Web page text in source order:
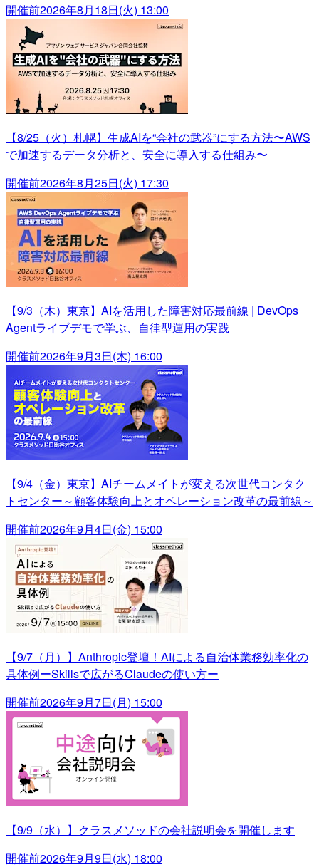
開催前2026年8月18日(火) 13:00
【8/25（火）札幌】生成AIを“会社の武器”にする方法〜AWS
で加速するデータ分析と、安全に導入する仕組み〜
開催前2026年8月25日(火) 17:30
【9/3（木）東京】AIを活用した障害対応最前線 | DevOps
Agentライブデモで学ぶ、自律型運用の実践
開催前2026年9月3日(木) 16:00
【9/4（金）東京】AIチームメイトが変える次世代コンタク
トセンター～顧客体験向上とオペレーション改革の最前線～
開催前2026年9月4日(金) 15:00
【9/7（月）】Anthropic登壇！AIによる自治体業務効率化の
具体例ーSkillsで広がるClaudeの使い方ー
開催前2026年9月7日(月) 15:00
【9/9（水）】クラスメソッドの会社説明会を開催します
開催前2026年9月9日(水) 18:00